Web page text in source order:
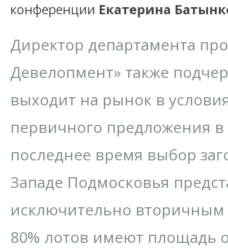
конференции Екатерина
Директор департамента
Девелопмент» также
выходит на рынок в
первичного предложения
последнее время выбор
Западе Подмосковья
исключительно
80% лотов имеют площадь